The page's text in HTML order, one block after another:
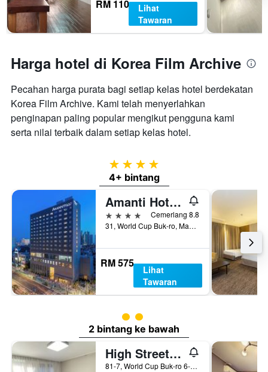
RM 110
Lihat
Tawaran
Harga hotel di Korea Film Archive
Pecahan harga purata bagi setiap kelas hotel berdekatan
Korea Film Archive. Kami telah menyerlahkan
penginapan paling popular mengikut pengguna kami
serta nilai terbaik dalam setiap kelas hotel.
4 bintang
4+ bintang
Amanti Hotel Seoul Hongdae
4 bintang
Cemerlang 8.8
31, World Cup Buk-ro, Mapo-gu, Seoul, Korea Selatan
RM 575
Lihat
Tawaran
penarafan kelas 2
2 bintang ke bawah
High Street Guest House
81-7, World Cup Buk-ro 6-Gil, Mapo-gu, Seoul, Korea Selatan